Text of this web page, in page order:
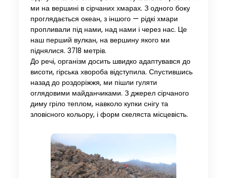
ми на вершині в сірчаних хмарах. З одного боку
проглядається океан, з іншого — рідкі хмари
пропливали під нами, над нами і через нас. Це
наш перший вулкан, на вершину якого ми
піднялися. 3718 метрів.
До речі, організм досить швидко адаптувався до
висоти, гірська хвороба відступила. Спустившись
назад до роздоріжжя, ми пішли гуляти
оглядовими майданчиками. З джерел сірчаного
диму гріло теплом, навколо купки снігу та
зловісного кольору, і форм скеляста місцевість.